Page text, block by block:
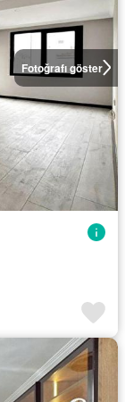
Fotoğrafı göster